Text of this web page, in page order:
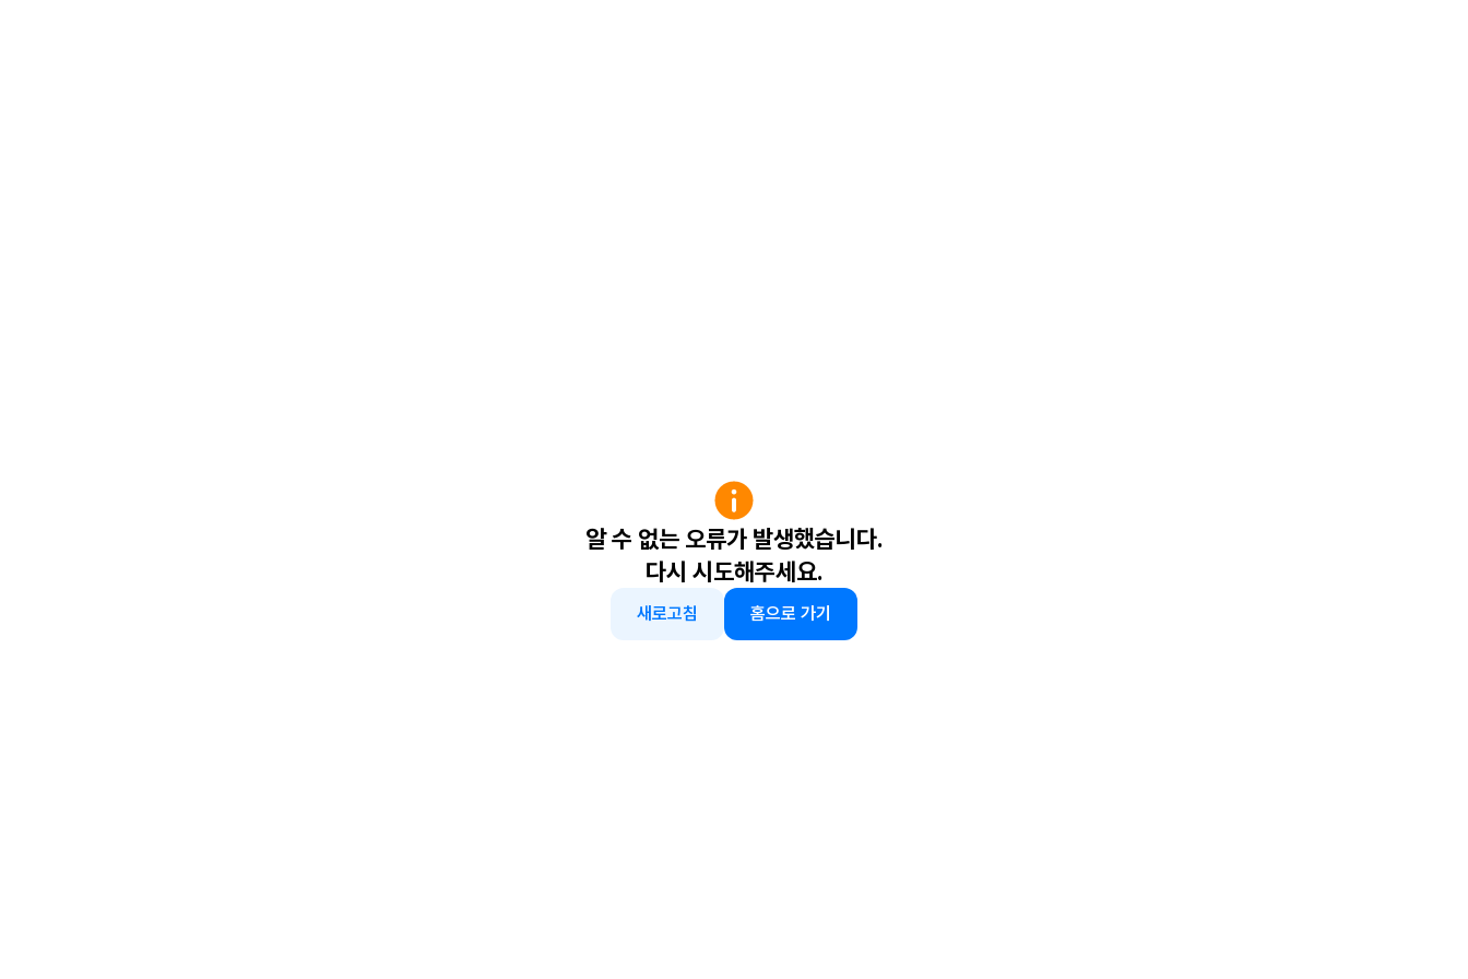
알 수 없는 오류가 발생했습니다.
다시 시도해주세요.
새로고침 홈으로 가기